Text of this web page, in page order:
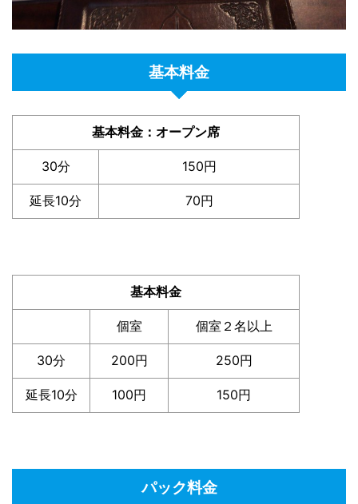
基本料金
基本料金：オープン席
30分 150円
延長10分 70円
基本料金
個室 個室２名以上
30分 200円 250円
延長10分 100円 150円
パック料金